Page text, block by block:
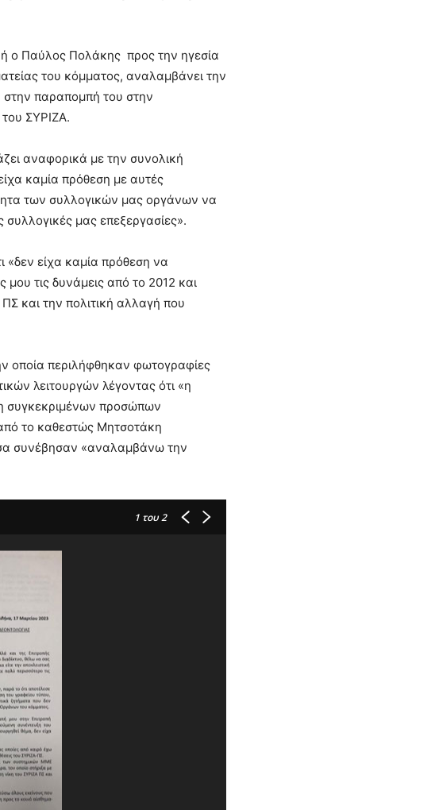
ο Παύλος Πολάκης προς την ηγεσία
του κόμματος, αναλαμβάνει την
στην παραπομπή του στην
ΣΥΡΙΖΑ.
αναφορικά με την συνολική
καμία πρόθεση με αυτές
των συλλογικών μας οργάνων να
συλλογικές μας επεξεργασίες».
«δεν είχα καμία πρόθεση να
τις δυνάμεις από το 2012 και
και την πολιτική αλλαγή που
οποία περιλήφθηκαν φωτογραφίες
λειτουργών λέγοντας ότι «η
συγκεκριμένων προσώπων
το καθεστώς Μητσοτάκη
συνέβησαν «αναλαμβάνω την
1 του 2